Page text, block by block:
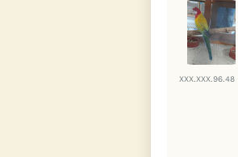
XXX.XXX.96.48